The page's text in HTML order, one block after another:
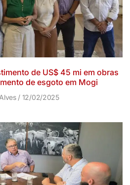
de US$ 45 mi em obras
de esgoto em Mogi
12/02/2025